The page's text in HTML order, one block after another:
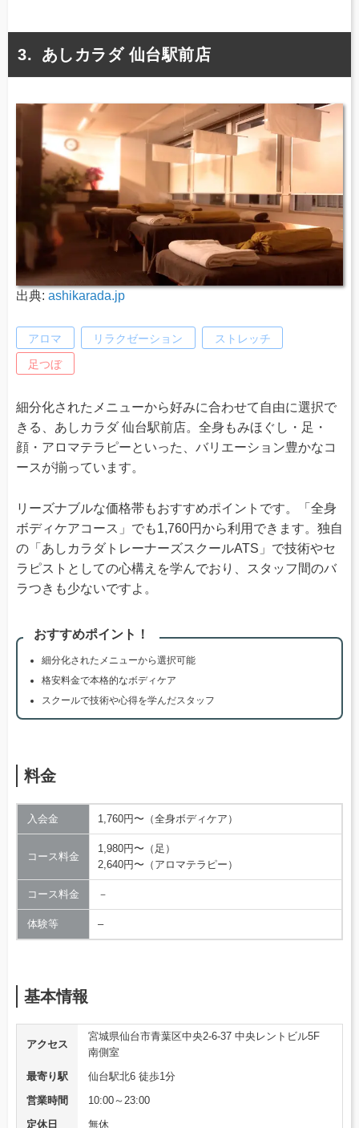
あしカラダ 仙台駅前店
出典: ashikarada.jp
アロマ リラクゼーション ストレッチ
足つぼ
細分化されたメニューから好みに合わせて自由に選択で
きる、あしカラダ 仙台駅前店。全身もみほぐし・足・
顔・アロマテラピーといった、バリエーション豊かなコ
ースが揃っています。
リーズナブルな価格帯もおすすめポイントです。「全身
ボディケアコース」でも1,760円から利用できます。独自
の「あしカラダトレーナーズスクールATS」で技術やセ
ラピストとしての心構えを学んでおり、スタッフ間のバ
ラつきも少ないですよ。
おすすめポイント！
細分化されたメニューから選択可能
格安料金で本格的なボディケア
スクールで技術や心得を学んだスタッフ
料金
入会金 1,760円〜（全身ボディケア）
コース料金
1,980円〜（足）
2,640円〜（アロマテラピー）
コース料金 －
体験等 –
基本情報
アクセス
宮城県仙台市青葉区中央2-6-37 中央レントビル5F
南側室
最寄り駅
仙台駅北6 徒歩1分
営業時間
10:00～23:00
定休日
無休